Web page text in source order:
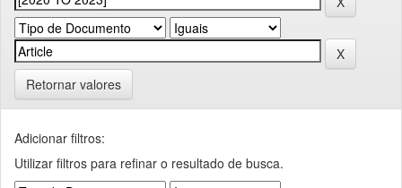
Retornar valores
Adicionar filtros:
Utilizar filtros para refinar o resultado de busca.